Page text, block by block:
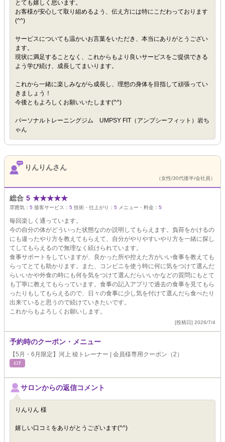
とても嬉しく思います。
お客様が安心して取り組めるよう、伝え方には特にこだわっております
(^^)
サービスについても温かいお言葉をいただき、本当にありがとうござい
ます。
現状に満足することなく、これからもより良いサービスをご提供できる
よう学び続け、成長してまいります。
これから一緒に楽しみながら成長し、理想の身体を目指して頑張ってい
きましょう！
今後ともよろしくお願いいたします(^^)
パーソナルトレーニングジム UMPSY FIT（アンプシーフィット）岩ち
ゃん
りんりんさん
（女性/30代後半/会社員）
総合 5 ★★★★★
雰囲気： 5 接客サービス： 5 技術・仕上がり： 5 メニュー・料金： 5
毎回楽しく通っています。
今の自分の体がどういった状態なのか説明してもらえます。負荷をかけるの
にも違ったやり方を教えてもらえて、自分がやりやすいやり方を一緒に探し
てしてもらえるので無理なく続けられています。
食事サポートをしていますが、良かった所や控えた方がいい食事を教えても
らってとても助かります。また、コンビニを使う時に何に気をつけて選んだ
らいいかや外食の時にも何を気をつけて選んだらいいかなどの質問にもとて
も丁寧に教えてもらっています。食事の記入アプリで過去の食事を見てもら
ったりもしてもらえるので、日々の食事に少し気を付けて選んだら食べたり
出来ていると思うので続けていきたいです。
これからもよろしくお願いします。
[投稿日] 2026/7/4
予約時のクーポン・メニュー
【5月・6月限定】河上 稜トレーナー | 会員様専用クーポン（2）
ｴｽﾃ
サロンからの返信コメント
りんりん 様
嬉しい口コミをありがとうございます(^^)